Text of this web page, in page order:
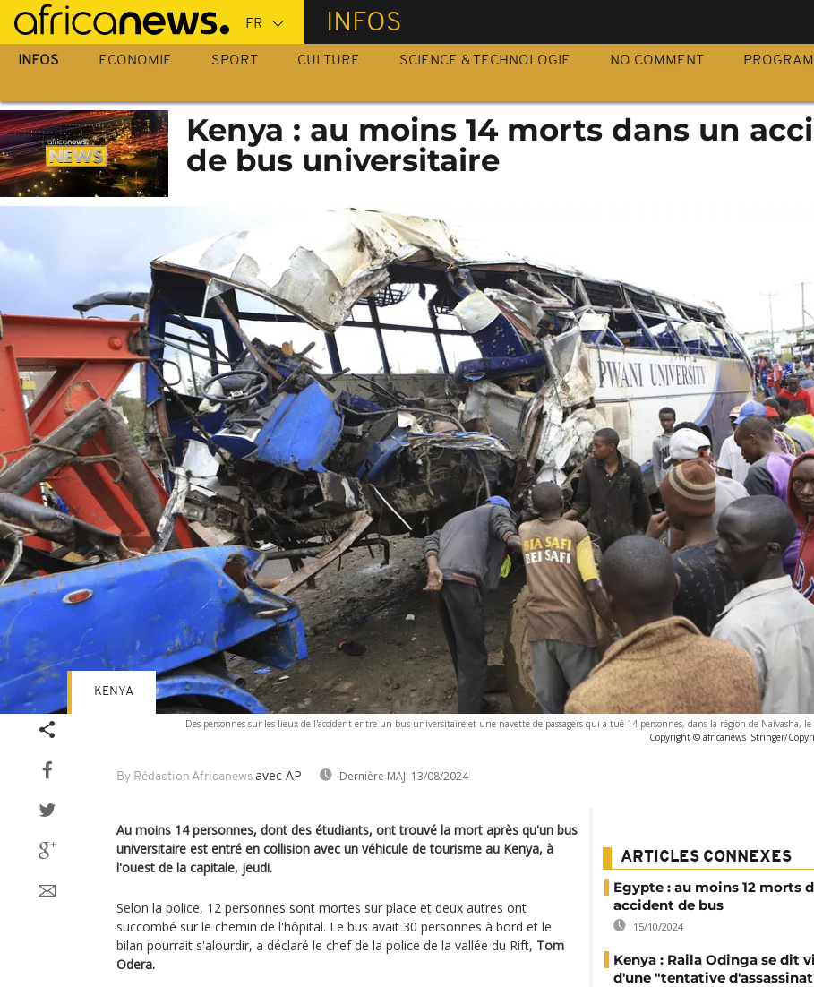
Passer
au
contenu
INFOS
INFOS ECONOMIE SPORT CULTURE SCIENCE & TECHNOLOGIE NO COMMENT
Kenya : au moins 14 morts dans un
de bus universitaire
Des personnes sur les lieux de l'accident entre un bus universitaire et une navette de passagers qui a tué 14 personnes, dans la région de Naivasha, le
Copyright © africanews Stringer/
By Rédaction Africanews avec AP Dernière MAJ: 13/08/2024
KENYA
Au moins 14 personnes, dont des étudiants, ont trouvé la mort après qu'un bus
universitaire est entré en collision avec un véhicule de tourisme au Kenya, à
l'ouest de la capitale, jeudi.
Selon la police, 12 personnes sont mortes sur place et deux autres ont
succombé sur le chemin de l'hôpital. Le bus avait 30 personnes à bord et le
bilan pourrait s'alourdir, a déclaré le chef de la police de la vallée du Rift, Tom
Odera.
ARTICLES CONNEXES
Egypte : au moins 12 morts
accident de bus
15/10/2024
Kenya : Raila Odinga se dit
d'une "tentative